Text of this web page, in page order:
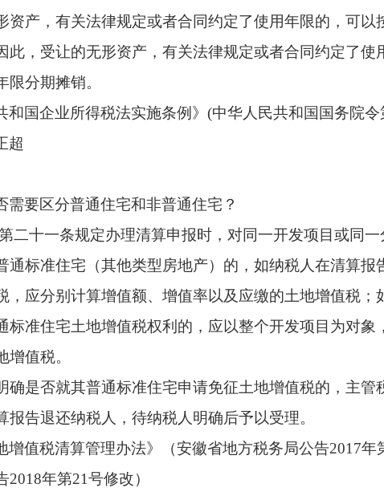
资产，有关法律规定或者合同约定了使用年限的，可以
此，受让的无形资产，有关法律规定或者合同约定了使
分期摊销。
和国企业所得税法实施条例》 (中华人民共和国国务院令
超
需要区分普通住宅和非普通住宅？
二十一条规定办理清算申报时，对同一开发项目或同
通标准住宅（其他类型房地产）的，如纳税人在清算报
，应分别计算增值额、增值率以及应缴的土地增值税；
标准住宅土地增值税权利的，应以整个开发项目为对象
值税。
是否就其普通标准住宅申请免征土地增值税的，主管
告退还纳税人，待纳税人明确后予以受理。
增值税清算管理办法》（安徽省地方税务局公告2017年
年第21号修改）